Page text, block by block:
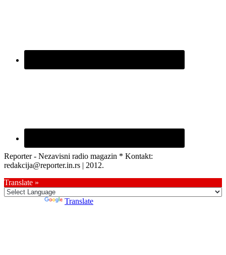
Reporter - Nezavisni radio magazin * Kontakt:
redakcija@reporter.in.rs | 2012.
Translate »
Translate